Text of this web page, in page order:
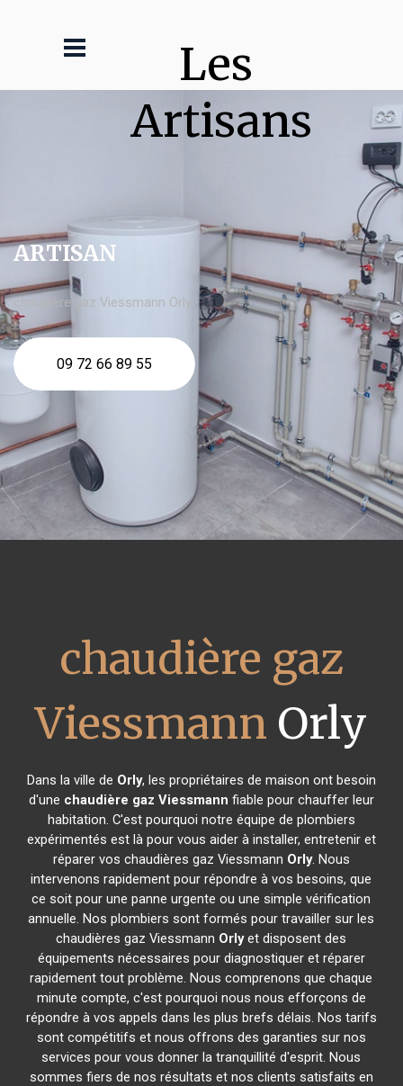
Les
Artisans
ARTISAN
chaudière gaz Viessmann Orly
09 72 66 89 55
chaudière gaz
Viessmann Orly
Dans la ville de Orly, les propriétaires de maison ont besoin
d'une chaudière gaz Viessmann fiable pour chauffer leur
habitation. C'est pourquoi notre équipe de plombiers
expérimentés est là pour vous aider à installer, entretenir et
réparer vos chaudières gaz Viessmann Orly. Nous
intervenons rapidement pour répondre à vos besoins, que
ce soit pour une panne urgente ou une simple vérification
annuelle. Nos plombiers sont formés pour travailler sur les
chaudières gaz Viessmann Orlyet disposent des
équipements nécessaires pour diagnostiquer et réparer
rapidement tout problème. Nous comprenons que chaque
minute compte, c'est pourquoi nous nous efforçons de
répondre à vos appels dans les plus brefs délais. Nos tarifs
sont compétitifs et nous offrons des garanties sur nos
services pour vous donner la tranquillité d'esprit. Nous
sommes fiers de nos résultats et nos clients satisfaits en